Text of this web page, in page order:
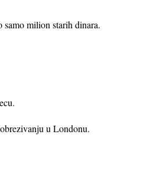
samo milion starih dinara.
u Londonu.